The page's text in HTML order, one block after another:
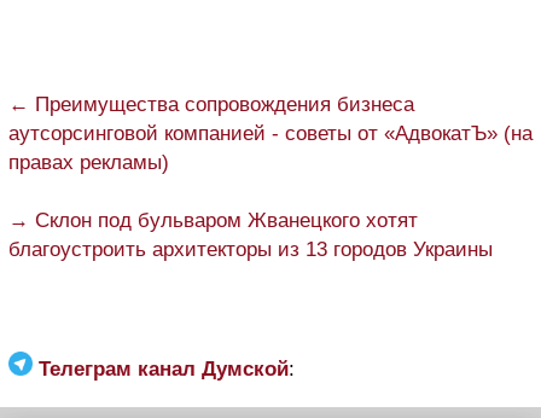
← Преимущества сопровождения бизнеса
аутсорсинговой компанией - советы от «АдвокатЪ» (на
правах рекламы)
→ Склон под бульваром Жванецкого хотят
благоустроить архитекторы из 13 городов Украины
Телеграм канал Думской: